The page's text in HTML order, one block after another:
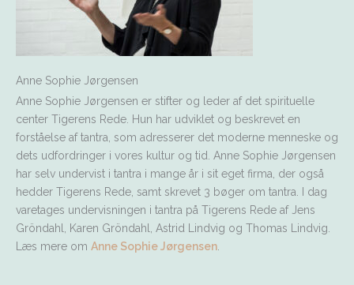
Anne Sophie Jørgensen
Anne Sophie Jørgensen er stifter og leder af det spirituelle
center Tigerens Rede. Hun har udviklet og beskrevet en
forståelse af tantra, som adresserer det moderne menneske og
dets udfordringer i vores kultur og tid. Anne Sophie Jørgensen
har selv undervist i tantra i mange år i sit eget firma, der også
hedder Tigerens Rede, samt skrevet 3 bøger om tantra. I dag
varetages undervisningen i tantra på Tigerens Rede af Jens
Gröndahl, Karen Gröndahl, Astrid Lindvig og Thomas Lindvig.
Læs mere om Anne Sophie Jørgensen.